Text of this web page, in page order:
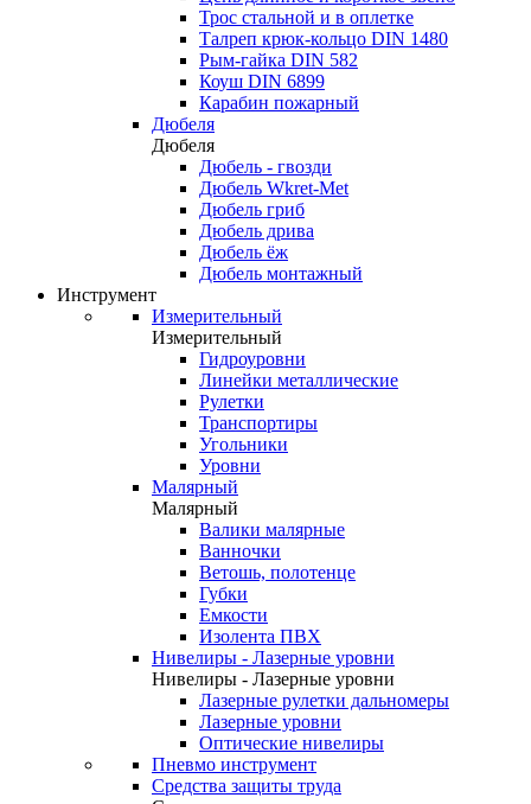
Трос стальной и в оплетке
Талреп крюк-кольцо DIN 1480
Рым-гайка DIN 582
Коуш DIN 6899
Карабин пожарный
Дюбеля
Дюбеля
Дюбель - гвозди
Дюбель Wkret-Met
Дюбель гриб
Дюбель дрива
Дюбель ёж
Дюбель монтажный
Инструмент
Измерительный
Измерительный
Гидроуровни
Линейки металлические
Рулетки
Транспортиры
Угольники
Уровни
Малярный
Малярный
Валики малярные
Ванночки
Ветошь, полотенце
Губки
Емкости
Изолента ПВХ
Нивелиры - Лазерные уровни
Нивелиры - Лазерные уровни
Лазерные рулетки дальномеры
Лазерные уровни
Оптические нивелиры
Пневмо инструмент
Средства защиты труда